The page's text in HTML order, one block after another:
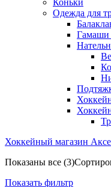
Одежда для
Гамаши
Хоккейный магазин
Показаны все (3)
Показать фильтр